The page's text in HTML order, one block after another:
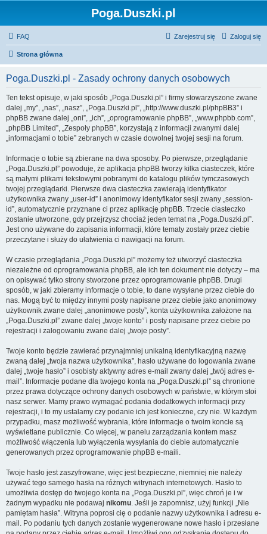
Poga.Duszki.pl
FAQ Zaloguj się
Zarejestruj się
Strona główna
Poga.Duszki.pl - Zasady ochrony danych osobowych
Ten tekst opisuje, w jaki sposób „Poga.Duszki.pl” i firmy stowarzyszone zwane
dalej „my”, „nas”, „nasz”, „Poga.Duszki.pl”, „http://www.duszki.pl/phpBB3” i
phpBB zwane dalej „oni”, „ich”, „oprogramowanie phpBB”, „www.phpbb.com”,
„phpBB Limited”, „Zespoły phpBB”, korzystają z informacji zwanymi dalej
„informacjami o tobie” zebranych w czasie dowolnej twojej sesji na forum.
Informacje o tobie są zbierane na dwa sposoby. Po pierwsze, przeglądanie
„Poga.Duszki.pl” powoduje, że aplikacja phpBB tworzy kilka ciasteczek, które
są małymi plikami tekstowymi pobranymi do katalogu plików tymczasowych
twojej przeglądarki. Pierwsze dwa ciasteczka zawierają identyfikator
użytkownika zwany „user-id” i anonimowy identyfikator sesji zwany „session-
id”, automatycznie przyznane ci przez aplikację phpBB. Trzecie ciasteczko
zostanie utworzone, gdy przejrzysz chociaż jeden temat na „Poga.Duszki.pl”.
Jest ono używane do zapisania informacji, które tematy zostały przez ciebie
przeczytane i służy do ułatwienia ci nawigacji na forum.
W czasie przeglądania „Poga.Duszki.pl” możemy też utworzyć ciasteczka
niezależne od oprogramowania phpBB, ale ich ten dokument nie dotyczy – ma
on opisywać tylko strony stworzone przez oprogramowanie phpBB. Drugi
sposób, w jaki zbieramy informacje o tobie, to dane wysyłane przez ciebie do
nas. Mogą być to między innymi posty napisane przez ciebie jako anonimowy
użytkownik zwane dalej „anonimowe posty”, konta użytkownika założone na
„Poga.Duszki.pl” zwane dalej „twoje konto” i posty napisane przez ciebie po
rejestracji i zalogowaniu zwane dalej „twoje posty”.
Twoje konto będzie zawierać przynajmniej unikalną identyfikacyjną nazwę
zwaną dalej „twoja nazwa użytkownika”, hasło używane do logowania zwane
dalej „twoje hasło” i osobisty aktywny adres e-mail zwany dalej „twój adres e-
mail”. Informacje podane dla twojego konta na „Poga.Duszki.pl” są chronione
przez prawa dotyczące ochrony danych osobowych w państwie, w którym stoi
nasz serwer. Mamy prawo wymagać podania dodatkowych informacji przy
rejestracji, i to my ustalamy czy podanie ich jest konieczne, czy nie. W każdym
przypadku, masz możliwość wybrania, które informacje o twoim koncie są
wyświetlane publicznie. Co więcej, w panelu zarządzania kontem masz
możliwość włączenia lub wyłączenia wysyłania do ciebie automatycznie
generowanych przez oprogramowanie phpBB e-maili.
Twoje hasło jest zaszyfrowane, więc jest bezpieczne, niemniej nie należy
używać tego samego hasła na różnych witrynach internetowych. Hasło to
umożliwia dostęp do twojego konta na „Poga.Duszki.pl”, więc chroń je i w
żadnym wypadku nie podawaj nikomu. Jeśli je zapomnisz, użyj funkcji „Nie
pamiętam hasła”. Witryna poprosi cię o podanie nazwy użytkownika i adresu e-
mail. Po podaniu tych danych zostanie wygenerowane nowe hasło i przesłane